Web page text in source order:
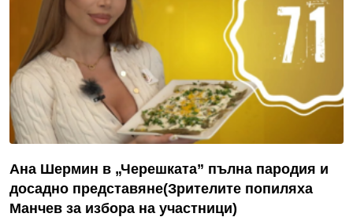
Ана Шермин в „Черешката” пълна пародия и
досадно представяне(Зрителите попиляха
Манчев за избора на участници)